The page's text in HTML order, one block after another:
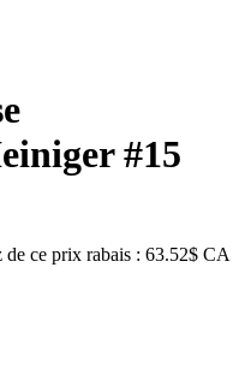
#15
ce prix rabais : 63.52$ CA